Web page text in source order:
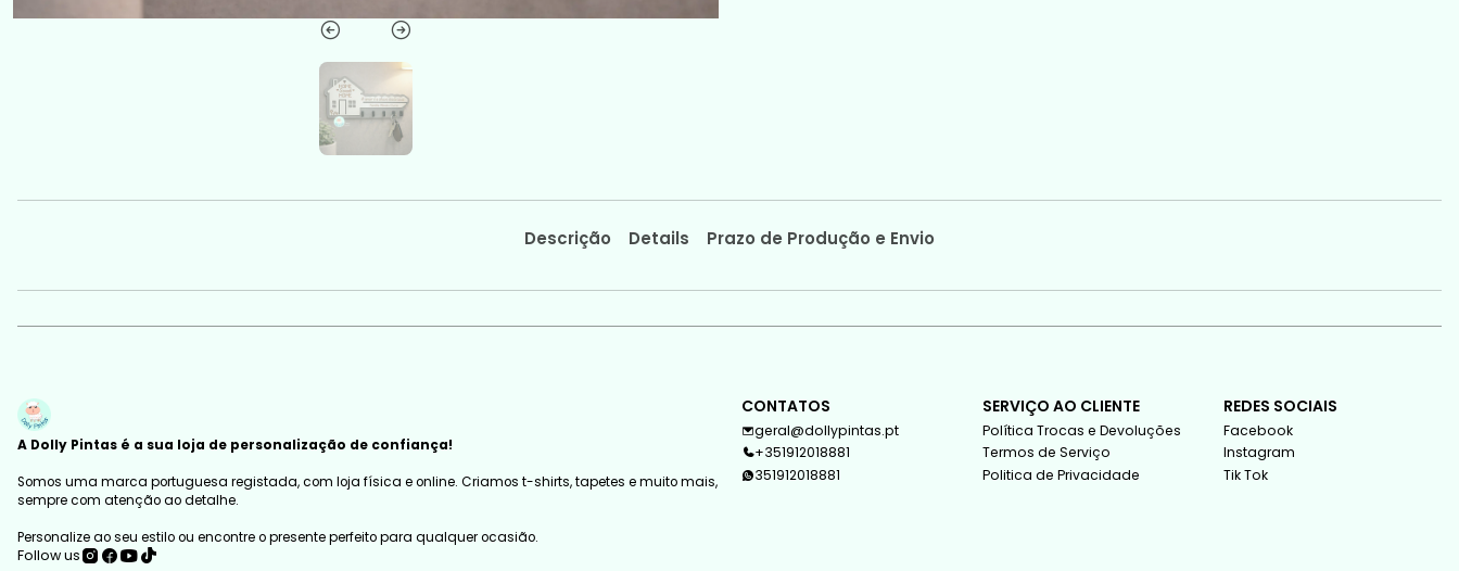
Descrição Details Prazo de Produção e Envio
A Dolly Pintas é a sua loja de personalização de confiança!
Somos uma marca portuguesa registada, com loja física e online. Criamos t-shirts, tapetes e muito mais,
sempre com atenção ao detalhe.
Personalize ao seu estilo ou encontre o presente perfeito para qualquer ocasião.
Follow us
CONTATOS
geral@dollypintas.pt
+351912018881
351912018881
SERVIÇO AO CLIENTE
Política Trocas e Devoluções
Termos de Serviço
Politica de Privacidade
REDES SOCIAIS
Facebook
Instagram
Tik Tok